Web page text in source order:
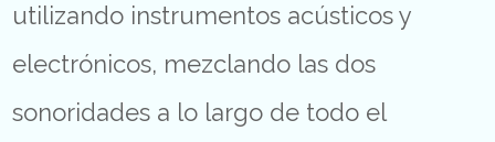
utilizando instrumentos acústicos y
electrónicos, mezclando las dos
sonoridades a lo largo de todo el